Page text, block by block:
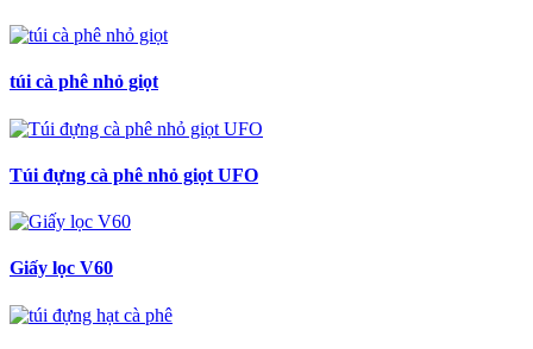
túi cà phê nhỏ giọt
Túi đựng cà phê nhỏ giọt UFO
Giấy lọc V60